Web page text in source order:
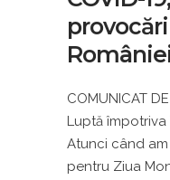
COMUNICAT
Luptă împotriva
Atunci când
pentru Ziua